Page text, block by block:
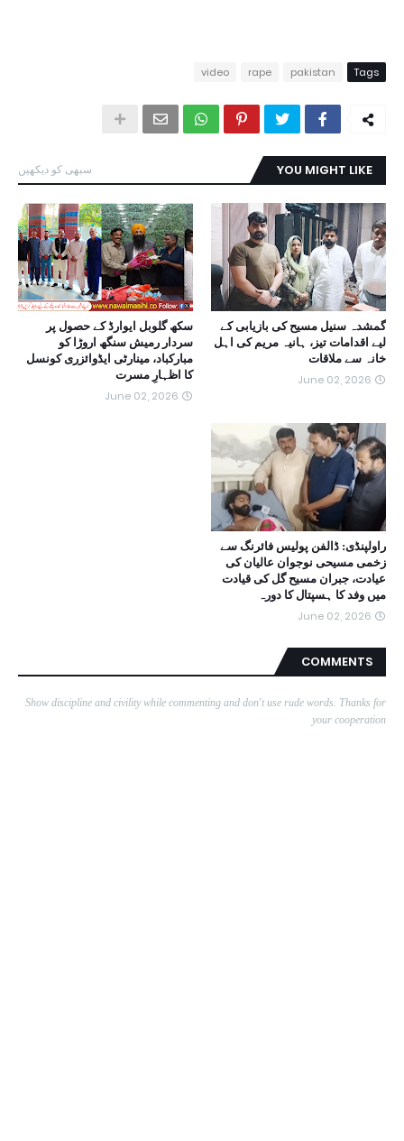
Tags
pakistan
rape
video
YOU MIGHT LIKE سبھی کو دیکھیں
گمشدہ سنیل مسیح کی بازیابی کے
لیے اقدامات تیز، ہانیہ مریم کی اہل
خانہ سے ملاقات
June 02, 2026
سکھ گلوبل ایوارڈ کے حصول پر
سردار رمیش سنگھ اروڑا کو
مبارکباد، مینارٹی ایڈوائزری کونسل
کا اظہارِ مسرت
June 02, 2026
راولپنڈی: ڈالفن پولیس فائرنگ سے
زخمی مسیحی نوجوان عالیان کی
عیادت، جبران مسیح گل کی قیادت
میں وفد کا ہسپتال کا دورہ
June 02, 2026
COMMENTS
Show discipline and civility while commenting and don't use rude words. Thanks for
your cooperation